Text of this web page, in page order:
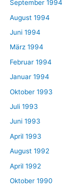
September 1994
August 1994
Juni 1994
März 1994
Februar 1994
Januar 1994
Oktober 1993
Juli 1993
Juni 1993
April 1993
August 1992
April 1992
Oktober 1990